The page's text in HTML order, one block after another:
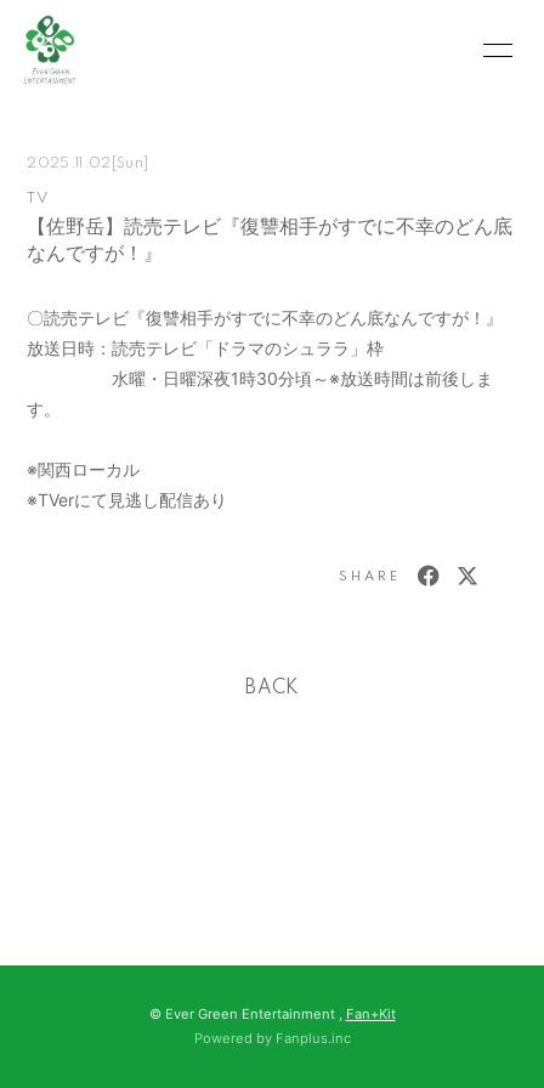
SCHEDULE
VIDEO PHOTO
RECRUIT CONTACT
会員登録 ログイン
2025.11.02 [Sun]
TV
【佐野岳】読売テレビ『復讐相手がすでに不幸のどん底
なんですが！』
〇読売テレビ『復讐相手がすでに不幸のどん底なんですが！』
放送日時：読売テレビ「ドラマのシュララ」枠
水曜・日曜深夜1時30分頃～※放送時間は前後しま
す。
※関西ローカル
※TVerにて見逃し配信あり
SHARE
BACK
© Ever Green Entertainment , Fan+Kit
Powered by Fanplus.inc